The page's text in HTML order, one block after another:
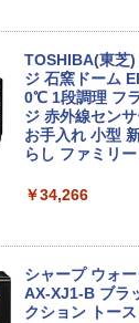
米 5kg 新潟県
管・精米したて
冷めてもおいし
のこしひかり】
￥4,398
角ハイボール
イスキー ハイ
【公式】ブタ
| 業務用 夜食 カ
麺 小腹 インス
ーリングストッ
パニー
￥1,515
TOSHIBA(東芝
ジ 石窯ドーム
0℃ 1段調理 フ
ジ 赤外線セン
お手入れ 小型
らし ファミリー
￥34,266
シャープ ウォ
AX-XJ1-B ブラ
クション トー